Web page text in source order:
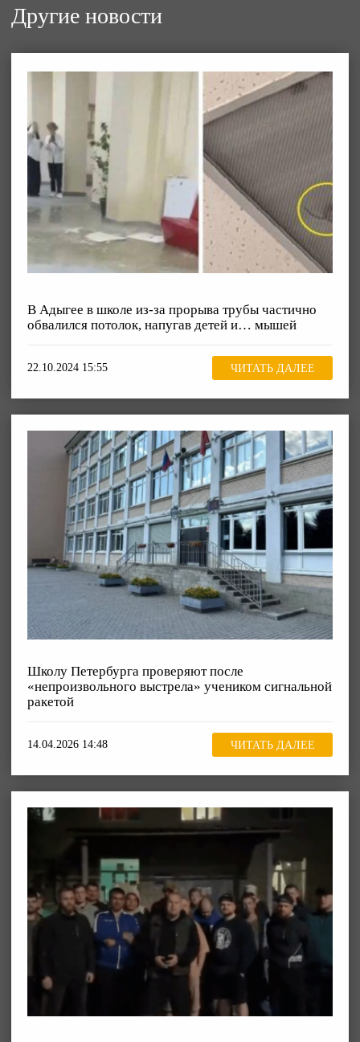
Другие новости
В Адыгее в школе из-за прорыва трубы частично
обвалился потолок, напугав детей и… мышей
22.10.2024 15:55 ЧИТАТЬ ДАЛЕЕ
Школу Петербурга проверяют после
«непроизвольного выстрела» учеником сигнальной
ракетой
14.04.2026 14:48 ЧИТАТЬ ДАЛЕЕ